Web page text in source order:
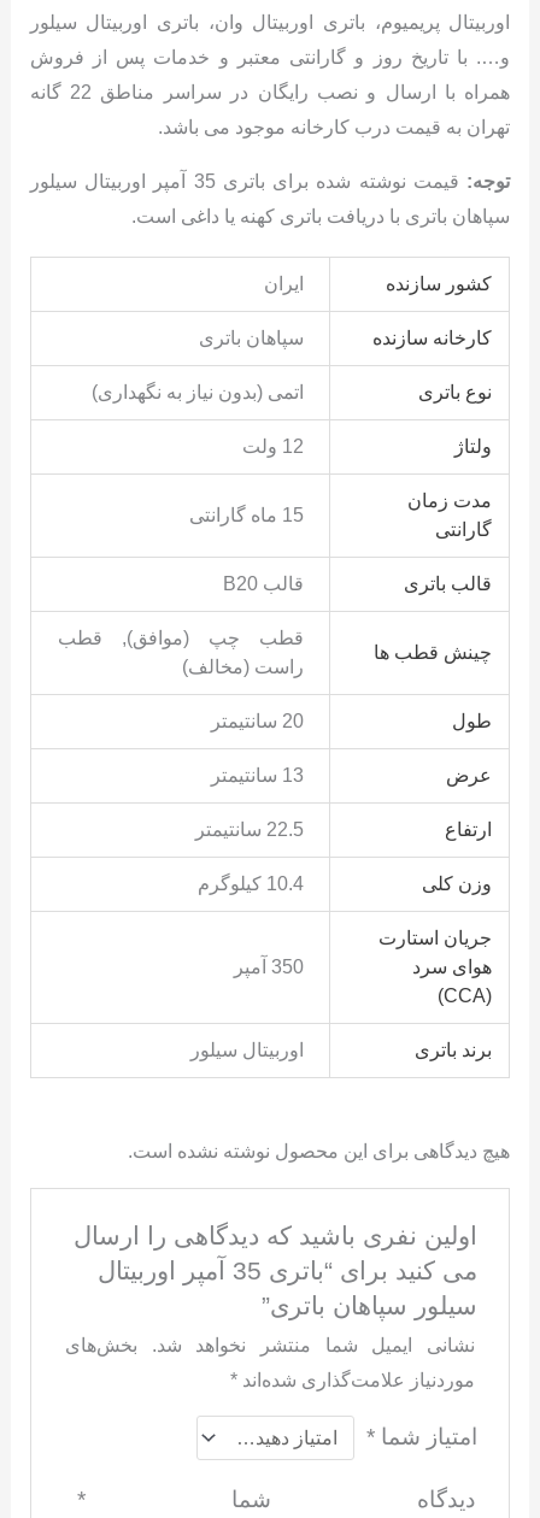
اوربیتال پریمیوم، باتری اوربیتال وان، باتری اوربیتال سیلور
و…. با تاریخ روز و گارانتی معتبر و خدمات پس از فروش
همراه با ارسال و نصب رایگان در سراسر مناطق 22 گانه
تهران به قیمت درب کارخانه موجود می باشد.
توجه:
قیمت نوشته شده برای باتری 35 آمپر اوربیتال سیلور
سپاهان باتری با دریافت باتری کهنه یا داغی است.
کشور سازنده ایران
کارخانه سازنده سپاهان باتری
نوع باتری اتمی (بدون نیاز به نگهداری)
ولتاژ 12 ولت
مدت زمان
گارانتی
15 ماه گارانتی
قالب باتری قالب B20
چینش قطب ها
قطب چپ (موافق), قطب
راست (مخالف)
طول 20 سانتیمتر
عرض 13 سانتیمتر
ارتفاع 22.5 سانتیمتر
وزن کلی 10.4 کیلوگرم
جریان استارت
هوای سرد
(CCA)
350 آمپر
برند باتری اوربیتال سیلور
هیچ دیدگاهی برای این محصول نوشته نشده است.
اولین نفری باشید که دیدگاهی را ارسال
می کنید برای “باتری 35 آمپر اوربیتال
سیلور سپاهان باتری”
نشانی ایمیل شما منتشر نخواهد شد.
بخش‌های
موردنیاز علامت‌گذاری شده‌اند*
امتیاز شما*
دیدگاه شما*